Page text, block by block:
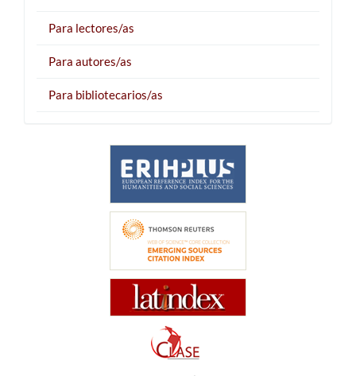
Para lectores/as
Para autores/as
Para bibliotecarios/as